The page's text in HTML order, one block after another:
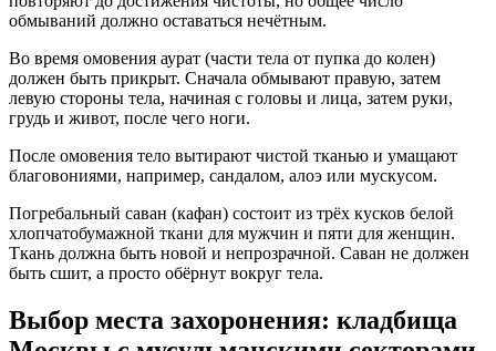
обмываний должно оставаться нечётным.
Во время омовения аурат (части тела от пупка до колен)
должен быть прикрыт. Сначала обмывают правую, затем
левую стороны тела, начиная с головы и лица, затем руки,
грудь и живот, после чего ноги.
После омовения тело вытирают чистой тканью и умащают
благовониями, например, сандалом, алоэ или мускусом.
Погребальный саван (кафан) состоит из трёх кусков белой
хлопчатобумажной ткани для мужчин и пяти для женщин.
Ткань должна быть новой и непрозрачной. Саван не должен
быть сшит, а просто обёрнут вокруг тела.
Выбор места захоронения: кладбища